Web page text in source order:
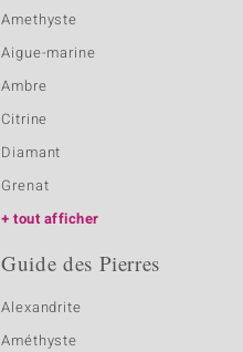
Amethyste
Aigue-marine
Ambre
Citrine
Diamant
Grenat
tout afficher
Guide des Pierres
Alexandrite
Améthyste